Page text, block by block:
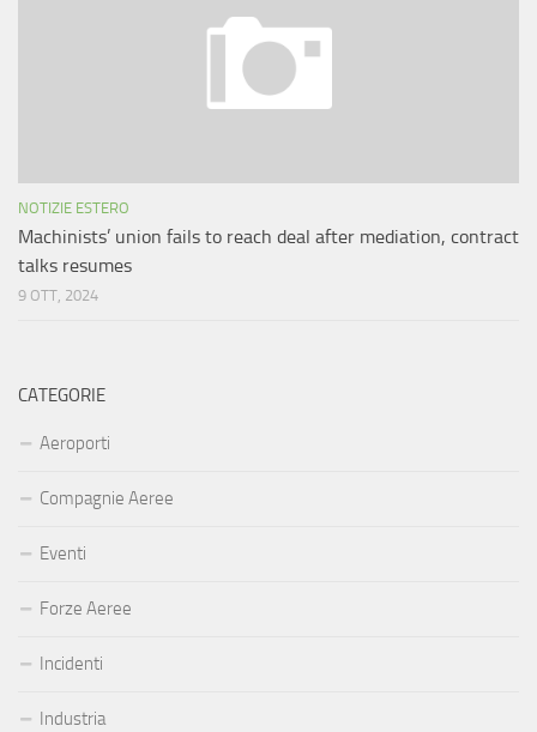
NOTIZIE ESTERO
Machinists’ union fails to reach deal after mediation, contract
talks resumes
9 OTT, 2024
CATEGORIE
Aeroporti
Compagnie Aeree
Eventi
Forze Aeree
Incidenti
Industria